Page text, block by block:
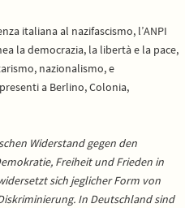
italiana al nazifascismo, l’ANPI
la democrazia, la libertà e la pace,
nazionalismo, e
a Berlino, Colonia,
Widerstand gegen den
Freiheit und Frieden in
sich jeglicher Form von
In Deutschland sind